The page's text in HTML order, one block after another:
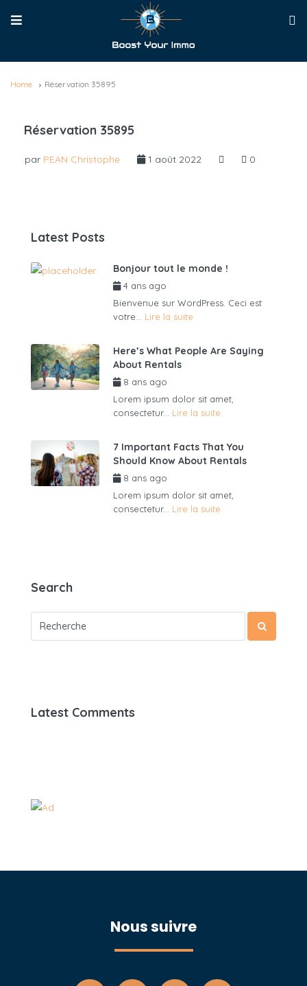
Home Réservation 35895
Réservation 35895
par PEAN Christophe 1 août 2022 0
Latest Posts
Bonjour tout le monde !
4 ans ago
Bienvenue sur WordPress. Ceci est
votre... Lire la suite
Here’s What People Are Saying
About Rentals
8 ans ago
Lorem ipsum dolor sit amet,
consectetur... Lire la suite
7 Important Facts That You
Should Know About Rentals
8 ans ago
Lorem ipsum dolor sit amet,
consectetur... Lire la suite
Search
Latest Comments
Nous suivre